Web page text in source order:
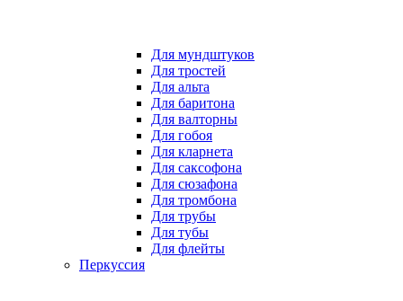
Для мундштуков
Для тростей
Для альта
Для баритона
Для валторны
Для гобоя
Для кларнета
Для саксофона
Для сюзафона
Для тромбона
Для трубы
Для тубы
Для флейты
Перкуссия